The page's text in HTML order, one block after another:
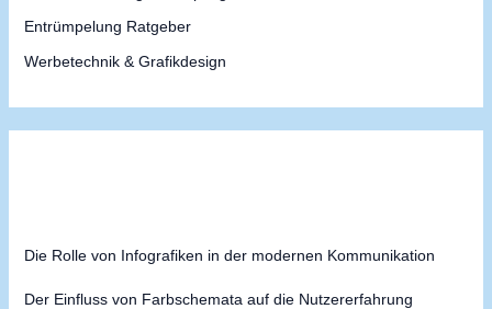
Entrümpelung Ratgeber
Werbetechnik & Grafikdesign
Die Rolle von Infografiken in der modernen Kommunikation
Der Einfluss von Farbschemata auf die Nutzererfahrung